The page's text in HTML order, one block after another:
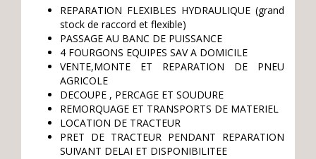
REPARATION FLEXIBLES HYDRAULIQUE (grand
stock de raccord et flexible)
PASSAGE AU BANC DE PUISSANCE
4 FOURGONS EQUIPES SAV A DOMICILE
VENTE,MONTE ET REPARATION DE PNEU
AGRICOLE
DECOUPE , PERCAGE ET SOUDURE
REMORQUAGE ET TRANSPORTS DE MATERIEL
LOCATION DE TRACTEUR
PRET DE TRACTEUR PENDANT REPARATION
SUIVANT DELAI ET DISPONIBILITEE